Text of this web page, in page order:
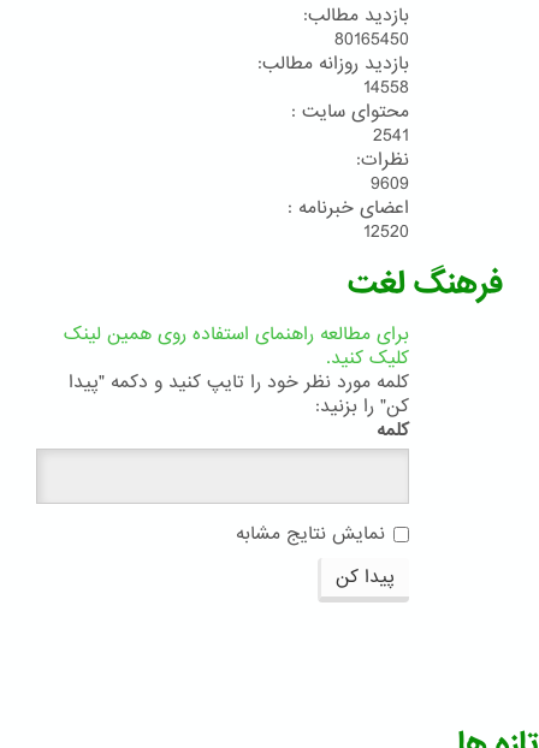
بازدید مطالب:
80165450
بازدید روزانه مطالب:
14558
محتوای سایت :
2541
نظرات:
9609
اعضای خبرنامه :
12520
فرهنگ لغت
برای مطالعه راهنمای استفاده روی همین لینک
کلیک کنید.
کلمه مورد نظر خود را تایپ کنید و دکمه "پیدا
کن" را بزنید:
کلمه
نمایش نتایج مشابه
پیدا کن